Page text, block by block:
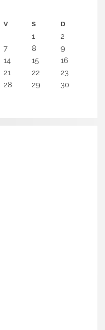
V S D
1
2
7 8
9
14 15
16
21 22
23
28 29
30